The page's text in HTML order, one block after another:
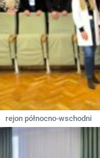
rejon północno-wschodni